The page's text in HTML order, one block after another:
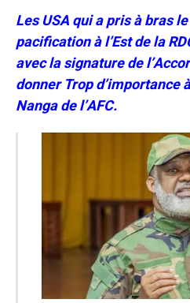
Les USA qui a pris à bras
pacification à l’Est de la
avec la signature de
donner Trop d’importance
Nanga de l’AFC.